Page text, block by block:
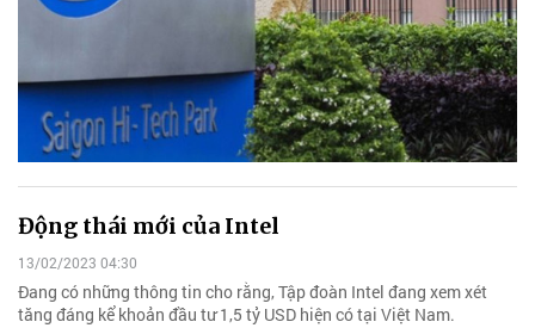
Động thái mới của Intel
13/02/2023 04:30
Đang có những thông tin cho rằng, Tập đoàn Intel đang xem xét
tăng đáng kể khoản đầu tư 1,5 tỷ USD hiện có tại Việt Nam.